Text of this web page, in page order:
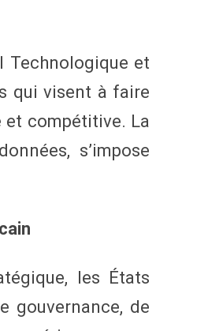
Technologique et
qui visent à faire
et compétitive. La
s’impose
les États
gouvernance, de